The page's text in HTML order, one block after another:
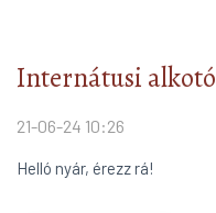
Internátusi
21-06-24 10:26
Helló nyár, érezz rá!